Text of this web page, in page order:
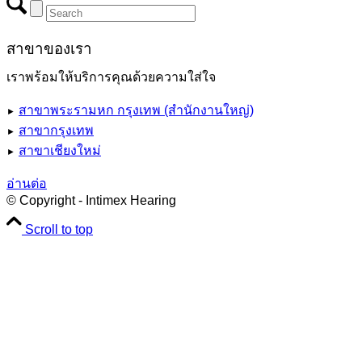
สาขาของเรา
เราพร้อมให้บริการคุณด้วยความใส่ใจ
► สาขาพระรามหก กรุงเทพ (สำนักงานใหญ่)
► สาขากรุงเทพ
► สาขาเชียงใหม่
อ่านต่อ
© Copyright - Intimex Hearing
Scroll to top